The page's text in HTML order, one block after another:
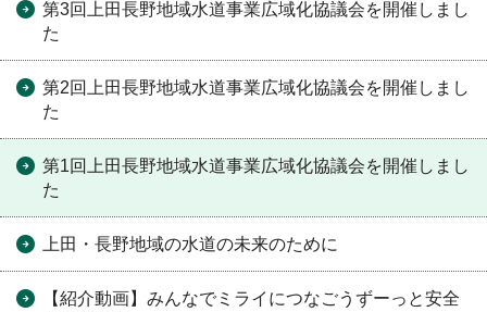
第3回上田長野地域水道事業広域化協議会を開催しまし
た
第2回上田長野地域水道事業広域化協議会を開催しまし
た
第1回上田長野地域水道事業広域化協議会を開催しまし
た
上田・長野地域の水道の未来のために
【紹介動画】みんなでミライにつなごうずーっと安全